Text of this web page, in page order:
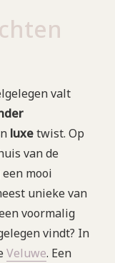
valt
luxetwist. Op
van de
mooi
unieke van
voormalig
vindt? In
Veluwe. Een